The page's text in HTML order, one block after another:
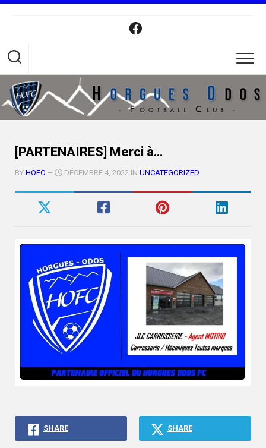
Skip
[PARTENAIRES] Merci à…
BY HOFC — DÉCEMBRE 4, 2022 IN UNCATEGORIZED
SHARE SHARE